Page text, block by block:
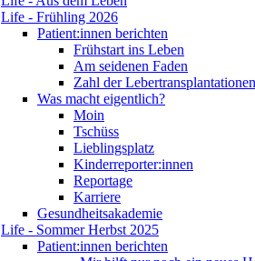
Life - Frühling 2026
Patient:innen berichten
Frühstart ins Leben
Am seidenen Faden
Zahl der
Was macht eigentlich?
Moin
Tschüss
Lieblingsplatz
Kinderreporter:innen
Reportage
Karriere
Gesundheitsakademie
Life - Sommer Herbst 2025
Patient:innen berichten